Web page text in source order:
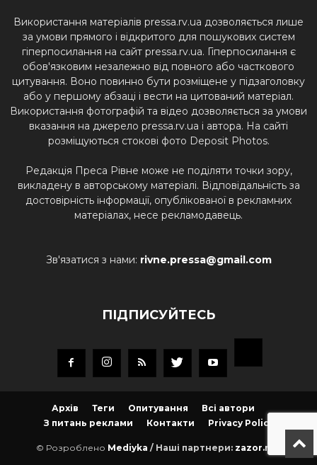
Використання матеріалів pressa.rv.ua дозволяється лише
за умови прямого і відкритого для пошукових систем
гіперпосилання на сайт pressa.rv.ua. Гіперпосилання є
обов'язковим незалежно від повного або часткового
цитування. Воно повинно бути розміщене у підзаголовку
або у першому абзаці і вести на цитований матеріал.
Використання фотографій та відео дозволяється за умови
вказання на джерело pressa.rv.ua і автора. На сайті
розміщуються стокові фото Deposit Photos.
Редакція Преса Рівне може не поділяти точки зору,
викладену в авторському матеріалі. Відповідальність за
достовірність інформації, опублікованої в рекламних
матеріалах, несе рекламодавець.
Зв'язатися з нами: rivne.pressa@gmail.com
ПІДПИСУЙТЕСЬ
Архів Теги Опитування
Всі автори
З питань реклами
Контакти Privacy Policy
© Розроблено Mediyka / Наші партнери: zazor.net